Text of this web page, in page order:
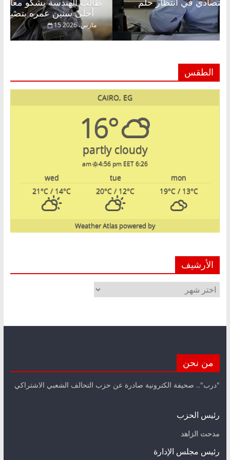
أحلى سنين عمره بتضيع في السجن
عبدالخالق فاروق خبير اقتصادي في انتظار حلم
22 فبراير، 2026
الطقس
CAIRO, EG
16°
partly cloudy
6:26 am
4:56 pm EET
mon
tue
wed
19°C/ 13°C
20°C / 12°C
21°C / 14°C
powered by
Weather Atlas
الأرشيف
الأرشيف
من نحن
"درب".. صحيفة الكترونية صادرة عن حزب التحالف الشعبي الاشتراكي
رئيس الحزب
مدحت الزاهد
رئيس مجلس الإدارة